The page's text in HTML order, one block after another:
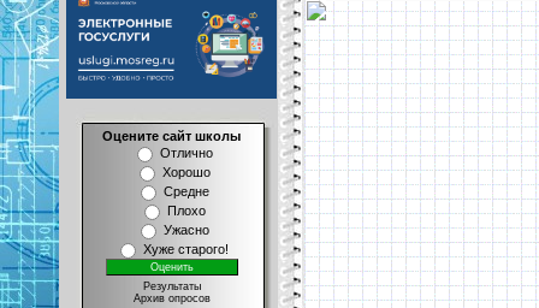
Оцените сайт школы
Отлично
Хорошо
Средне
Плохо
Ужасно
Хуже старого!
Результаты
Архив опросов